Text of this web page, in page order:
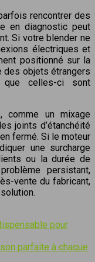
rencontrer des
en diagnostic peut
Si votre blender ne
électriques et
positionné sur la
des objets étrangers
celles-ci sont
comme un mixage
joints d’étanchéité
fermé. Si le moteur
une surcharge
ou la durée de
persistant,
vente du fabricant,
pour
parfaite à chaque